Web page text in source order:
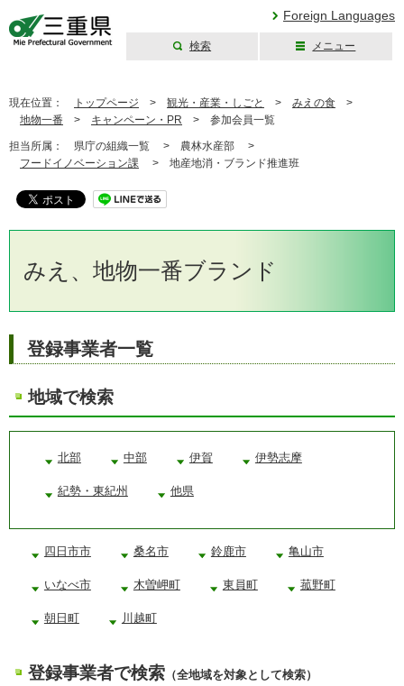
Foreign Languages
検索 メニュー
現在位置： トップページ > 観光・産業・しごと > みえの食 >
地物一番 > キャンペーン・PR > 参加会員一覧
担当所属： 県庁の組織一覧 > 農林水産部 >
フードイノベーション課 > 地産地消・ブランド推進班
みえ、地物一番ブランド
登録事業者一覧
地域で検索
北部 中部 伊賀 伊勢志摩
紀勢・東紀州 他県
四日市市 桑名市 鈴鹿市 亀山市
いなべ市 木曽岬町 東員町 菰野町
朝日町 川越町
登録事業者で検索 （全地域を対象として検索）